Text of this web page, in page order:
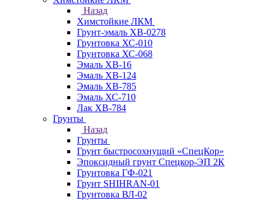
Назад
Химстойкие ЛКМ
Грунт-эмаль ХВ-0278
Грунтовка ХС-010
Грунтовка ХС-068
Эмаль ХВ-16
Эмаль ХВ-124
Эмаль ХВ-785
Эмаль ХС-710
Лак ХВ-784
Грунты
Назад
Грунты
Грунт быстросохнущий «СпецКор»
Эпоксидный грунт Спецкор-ЭП 2К
Грунтовка ГФ-021
Грунт SHIHRAN-01
Грунтовка ВЛ-02